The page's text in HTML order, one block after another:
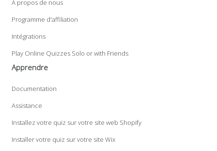
À propos de nous
Programme d'affiliation
Intégrations
Play Online Quizzes Solo or with Friends
Apprendre
Documentation
Assistance
Installez votre quiz sur votre site web Shopify
Installer votre quiz sur votre site Wix